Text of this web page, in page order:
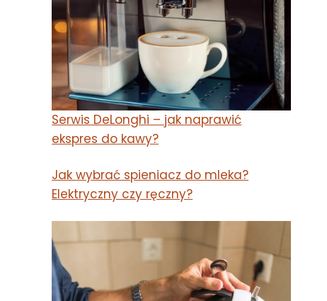
Serwis DeLonghi – jak naprawić
ekspres do kawy?
Jak wybrać spieniacz do mleka?
Elektryczny czy ręczny?